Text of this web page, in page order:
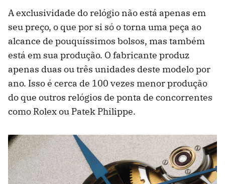
A exclusividade do relógio não está apenas em
seu preço, o que por si só o torna uma peça ao
alcance de pouquíssimos bolsos, mas também
está em sua produção. O fabricante produz
apenas duas ou três unidades deste modelo por
ano. Isso é cerca de 100 vezes menor produção
do que outros relógios de ponta de concorrentes
como Rolex ou Patek Philippe.